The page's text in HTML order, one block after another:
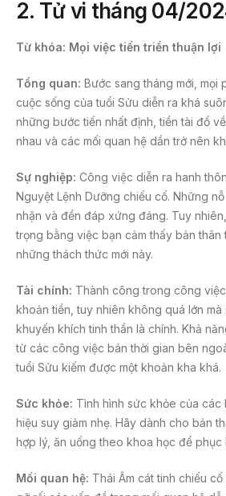
2. Tử vi tháng 04/
Từ khóa: Mọi việc tiến triển thuận lợi
Tổng quan: Bước sang tháng mới, mọi
cuộc sống của tuổi Sửu diễn ra khá
những bước tiến nhất định, tiền tài đổ
nhau và các mối quan hệ dần trở nên
Sự nghiệp: Công việc diễn ra hanh
Nguyệt Lệnh Dưỡng chiếu cố. Những
nhận và đền đáp xứng đáng. Tuy
trọng bằng việc bạn cảm thấy bản thân
những thách thức mới này.
Tài chính: Thành công trong công
khoản tiền, tuy nhiên không quá lớn mà
khuyến khích tinh thần là chính. Khả
từ các công việc bán thời gian bên
tuổi Sửu kiếm được một khoản kha khá.
Sức khỏe: Tình hình sức khỏe của các
hiệu suy giảm nhẹ. Hãy dành cho bản
hợp lý, ăn uống theo khoa học để phục
Mối quan hệ: Thái Âm cát tinh chiếu